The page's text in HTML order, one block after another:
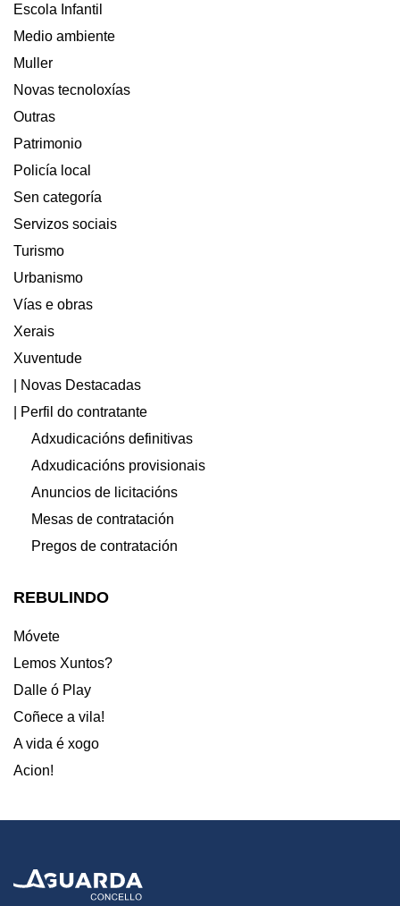
Escola Infantil
Medio ambiente
Muller
Novas tecnoloxías
Outras
Patrimonio
Policía local
Sen categoría
Servizos sociais
Turismo
Urbanismo
Vías e obras
Xerais
Xuventude
| Novas Destacadas
| Perfil do contratante
Adxudicacións definitivas
Adxudicacións provisionais
Anuncios de licitacións
Mesas de contratación
Pregos de contratación
REBULINDO
Móvete
Lemos Xuntos?
Dalle ó Play
Coñece a vila!
A vida é xogo
Acion!